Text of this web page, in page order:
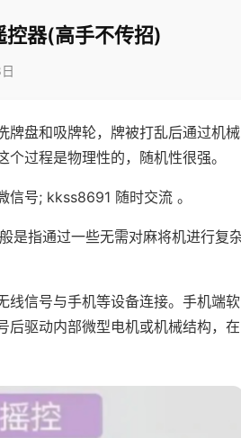
控器(高手不传招)
牌盘和吸牌轮，牌被打乱后通过机械
过程是物理性的，随机性很强。
号; kkss8691 随时交流 。
是指通过一些无需对麻将机进行复
线信号与手机等设备连接。手机端软
后驱动内部微型电机或机械结构，在